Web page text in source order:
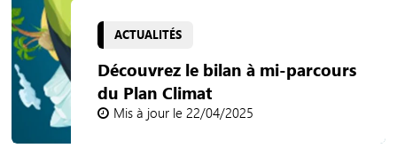
ACTUALITÉS
Découvrez le bilan à mi-parcours
du Plan Climat
Mis à jour le 22/04/2025